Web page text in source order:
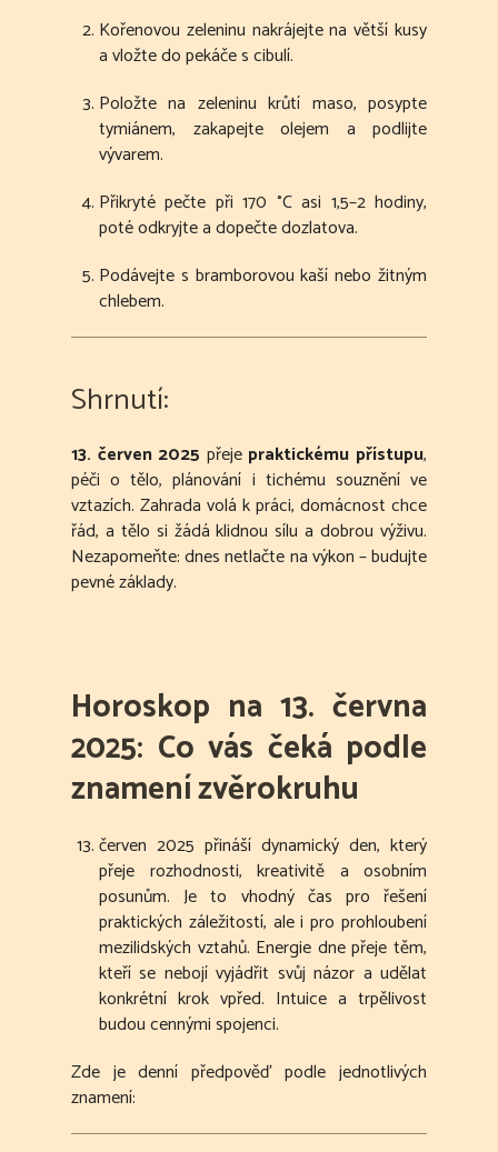
Kořenovou zeleninu nakrájejte na větší kusy
a vložte do pekáče s cibulí.
Položte na zeleninu krůtí maso, posypte
tymiánem, zakapejte olejem a podlijte
vývarem.
Přikryté pečte při 170 °C asi 1,5–2 hodiny,
poté odkryjte a dopečte dozlatova.
Podávejte s bramborovou kaší nebo žitným
chlebem.
Shrnutí:
13. červen 2025 přeje praktickému přístupu,
péči o tělo, plánování i tichému souznění ve
vztazích. Zahrada volá k práci, domácnost chce
řád, a tělo si žádá klidnou sílu a dobrou výživu.
Nezapomeňte: dnes netlačte na výkon – budujte
pevné základy.
Horoskop na 13. června
2025: Co vás čeká podle
znamení zvěrokruhu
červen 2025 přináší dynamický den, který
přeje rozhodnosti, kreativitě a osobním
posunům. Je to vhodný čas pro řešení
praktických záležitostí, ale i pro prohloubení
mezilidských vztahů. Energie dne přeje těm,
kteří se nebojí vyjádřit svůj názor a udělat
konkrétní krok vpřed. Intuice a trpělivost
budou cennými spojenci.
Zde je denní předpověď podle jednotlivých
znamení: